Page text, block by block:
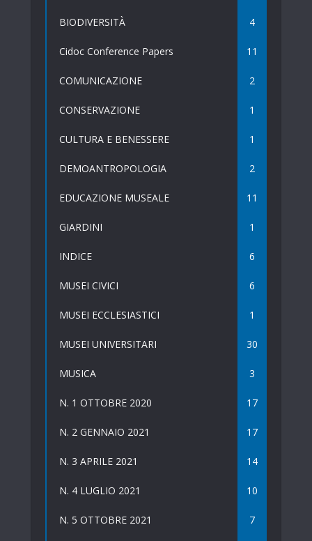
BIODIVERSITÀ 4
Cidoc Conference Papers 11
COMUNICAZIONE 2
CONSERVAZIONE 1
CULTURA E BENESSERE 1
DEMOANTROPOLOGIA 2
EDUCAZIONE MUSEALE 11
GIARDINI 1
INDICE 6
MUSEI CIVICI 6
MUSEI ECCLESIASTICI 1
MUSEI UNIVERSITARI 30
MUSICA 3
N. 1 OTTOBRE 2020 17
N. 2 GENNAIO 2021 17
N. 3 APRILE 2021 14
N. 4 LUGLIO 2021 10
N. 5 OTTOBRE 2021 7